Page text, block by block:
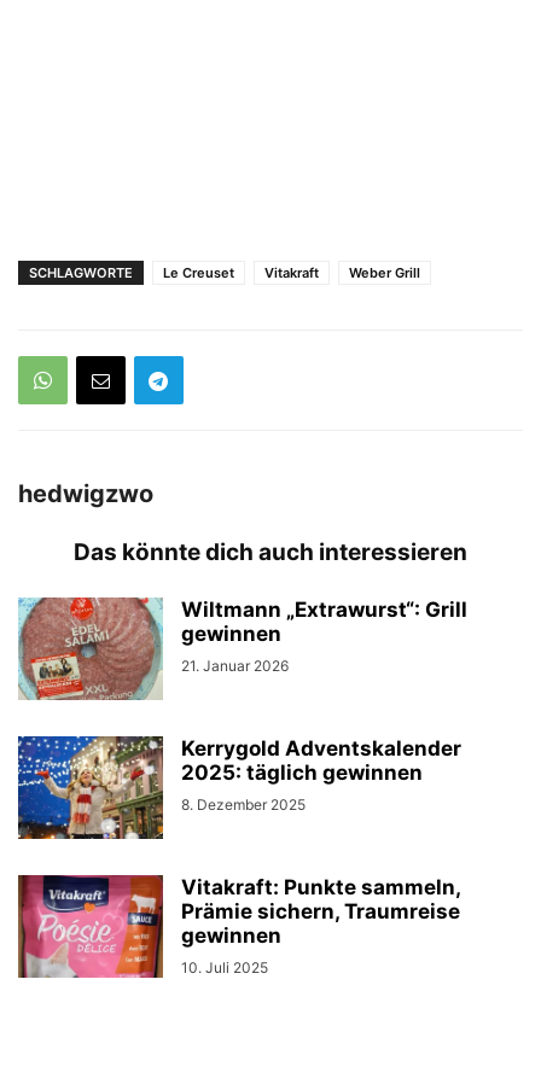
SCHLAGWORTE Le Creuset Vitakraft Weber Grill
hedwigzwo
Das könnte dich auch interessieren
Wiltmann „Extrawurst“: Grill
gewinnen
21. Januar 2026
Kerrygold Adventskalender
2025: täglich gewinnen
8. Dezember 2025
Vitakraft: Punkte sammeln,
Prämie sichern, Traumreise
gewinnen
10. Juli 2025